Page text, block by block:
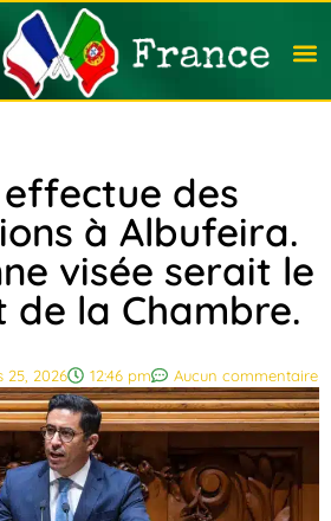
effectue des
à Albufeira.
visée serait le
de la Chambre.
25, 2026 12:46 pm Aucun commentaire